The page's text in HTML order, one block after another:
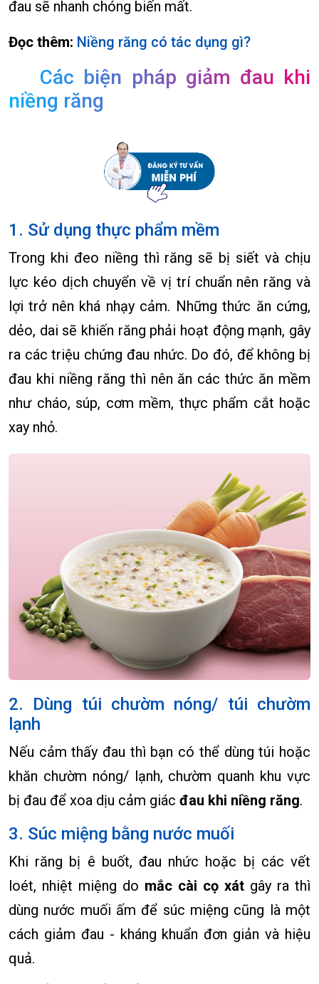
đau sẽ nhanh chóng biến mất.
Đọc thêm: Niềng răng có tác dụng gì?
Các biện pháp giảm đau khi
niềng răng
1. Sử dụng thực phẩm mềm
Trong khi đeo niềng thì răng sẽ bị siết và chịu
lực kéo dịch chuyển về vị trí chuẩn nên răng và
lợi trở nên khá nhạy cảm. Những thức ăn cứng,
dẻo, dai sẽ khiến răng phải hoạt động mạnh, gây
ra các triệu chứng đau nhức. Do đó, để không bị
đau khi niềng răng thì nên ăn các thức ăn mềm
như cháo, súp, cơm mềm, thực phẩm cắt hoặc
xay nhỏ.
2. Dùng túi chườm nóng/ túi chườm
lạnh
Nếu cảm thấy đau thì bạn có thể dùng túi hoặc
khăn chườm nóng/ lạnh, chườm quanh khu vực
bị đau để xoa dịu cảm giác đau khi niềng răng.
3. Súc miệng bằng nước muối
Khi răng bị ê buốt, đau nhức hoặc bị các vết
loét, nhiệt miệng do mắc cài cọ xát gây ra thì
dùng nước muối ấm để súc miệng cũng là một
cách giảm đau - kháng khuẩn đơn giản và hiệu
quả.